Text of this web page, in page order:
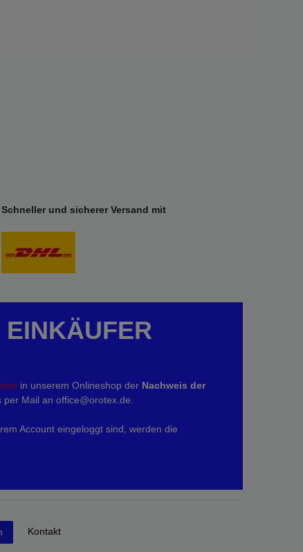
Schneller und sicherer Versand mit
in unserem Onlineshop der Nachweis der
Mail an office@orotex.de.
Account eingeloggt sind, werden die
Kontakt